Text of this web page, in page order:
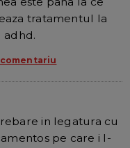
tratamentul la
adhd.
in legatura cu
pe care i l-